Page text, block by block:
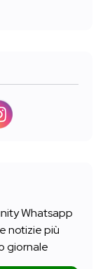
Whatsapp
notizie più
giornale